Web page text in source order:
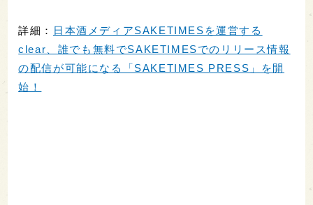
詳細：
日本酒メディアSAKETIMESを運営する
clear、誰でも無料でSAKETIMESでのリリース情報
の配信が可能になる「SAKETIMES PRESS」を開
始！